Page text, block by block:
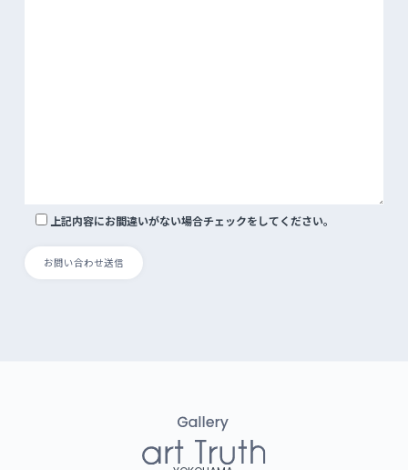
上記内容にお間違いがない場合チェックをしてください。